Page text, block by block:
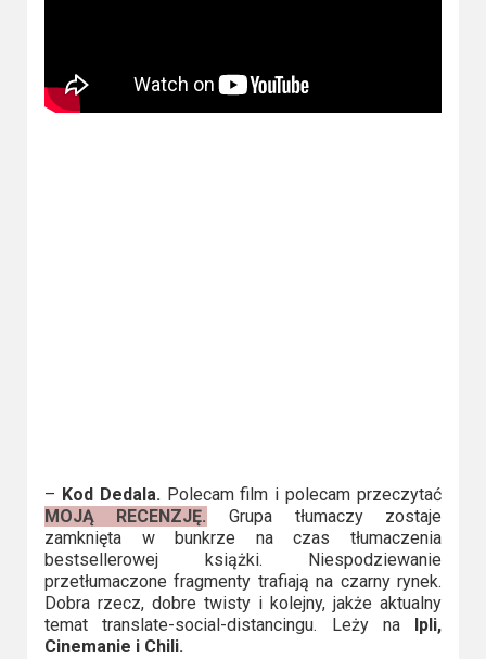
– Kod Dedala.Polecam film i polecam przeczytać
MOJĄ RECENZJĘ. Grupa tłumaczy zostaje
zamknięta w bunkrze na czas tłumaczenia
bestsellerowej książki. Niespodziewanie
przetłumaczone fragmenty trafiają na czarny rynek.
Dobra rzecz, dobre twisty i kolejny, jakże aktualny
temat translate-social-distancingu. Leży na
Ipli,
Cinemanie i Chili.